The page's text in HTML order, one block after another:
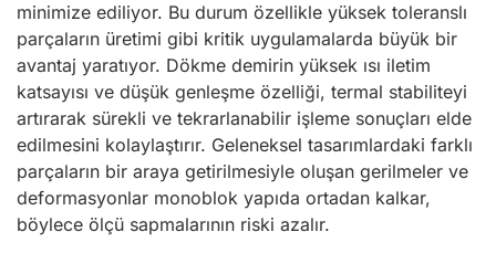
minimize ediliyor. Bu durum özellikle yüksek toleranslı
parçaların üretimi gibi kritik uygulamalarda büyük bir
avantaj yaratıyor. Dökme demirin yüksek ısı iletim
katsayısı ve düşük genleşme özelliği, termal stabiliteyi
artırarak sürekli ve tekrarlanabilir işleme sonuçları elde
edilmesini kolaylaştırır. Geleneksel tasarımlardaki farklı
parçaların bir araya getirilmesiyle oluşan gerilmeler ve
deformasyonlar monoblok yapıda ortadan kalkar,
böylece ölçü sapmalarının riski azalır.